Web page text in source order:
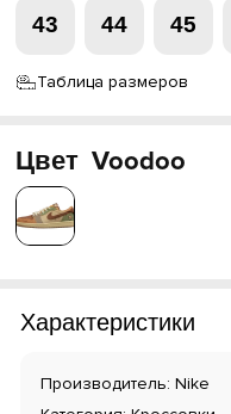
43 44 45
Таблица размеров
Цвет Voodoo
Характеристики
Производитель: Nike